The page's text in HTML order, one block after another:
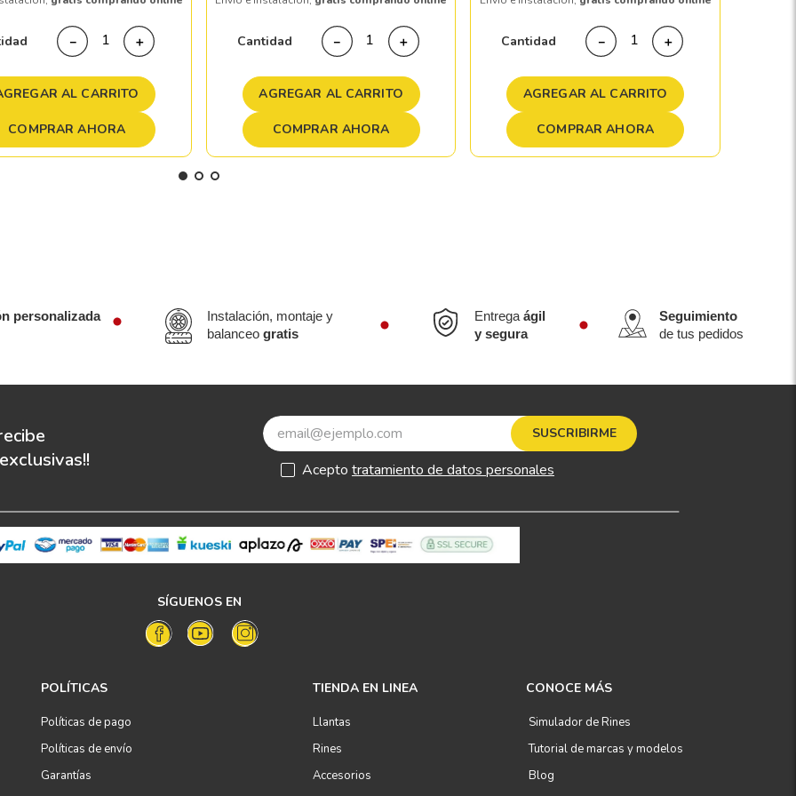
＋
－
AL CARRITO
COMPRAR AHORA
Cantidad ＋
－
AGREGAR AL CARRITO
COMPRAR AHORA
Cantidad ＋
－
AGREGAR AL CARRITO
COMPRAR AHORA
personalizada
Instalación, montaje y
balanceogratis
Entregaágil
y segura
Seguimiento
de tus pedidos
SUSCRIBIRME
Acepto tratamiento de datos personales
SÍGUENOS EN
POLÍTICAS
Políticas de pago
Políticas de envío
Garantías
TIENDA EN LINEA
Llantas
Rines
Accesorios
CONOCE MÁS
Simulador de Rines
Tutorial de marcas y modelos
Blog